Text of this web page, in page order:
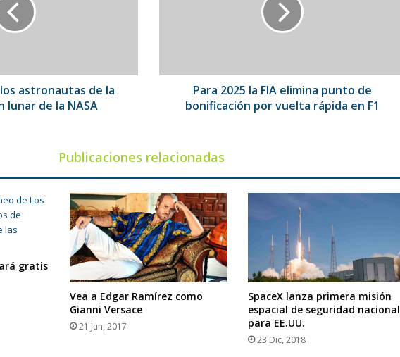
astronautas de la
lunar de la NASA
por
rápida
Para 2025 la FIA elimina punto de
bonificación por vuelta rápida en F1
Publicaciones relacionadas
gratis
Vea a Edgar Ramírez como
Gianni Versace
21 Jun, 2017
SpaceX lanza primera misión
espacial de seguridad nacional
para EE.UU.
23 Dic, 2018